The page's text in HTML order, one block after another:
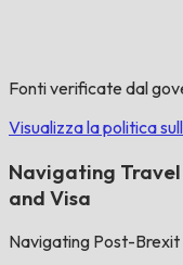
Fonti verificate dal
Visualizza la politica
Navigating
and Visa
Navigating Post-Brexit